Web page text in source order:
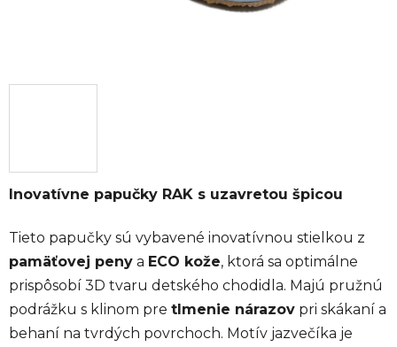
Inovatívne papučky RAK s uzavretou špicou
Tieto papučky sú vybavené inovatívnou stielkou z
pamäťovej peny a ECO kože, ktorá sa optimálne
prispôsobí 3D tvaru detského chodidla. Majú pružnú
podrážku s klinom pre tlmenie nárazov pri skákaní a
behaní na tvrdých povrchoch. Motív jazvečíka je